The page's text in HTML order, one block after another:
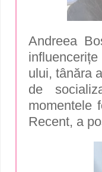
Andreea
ului, tânăra
de
momentele
Recent, a